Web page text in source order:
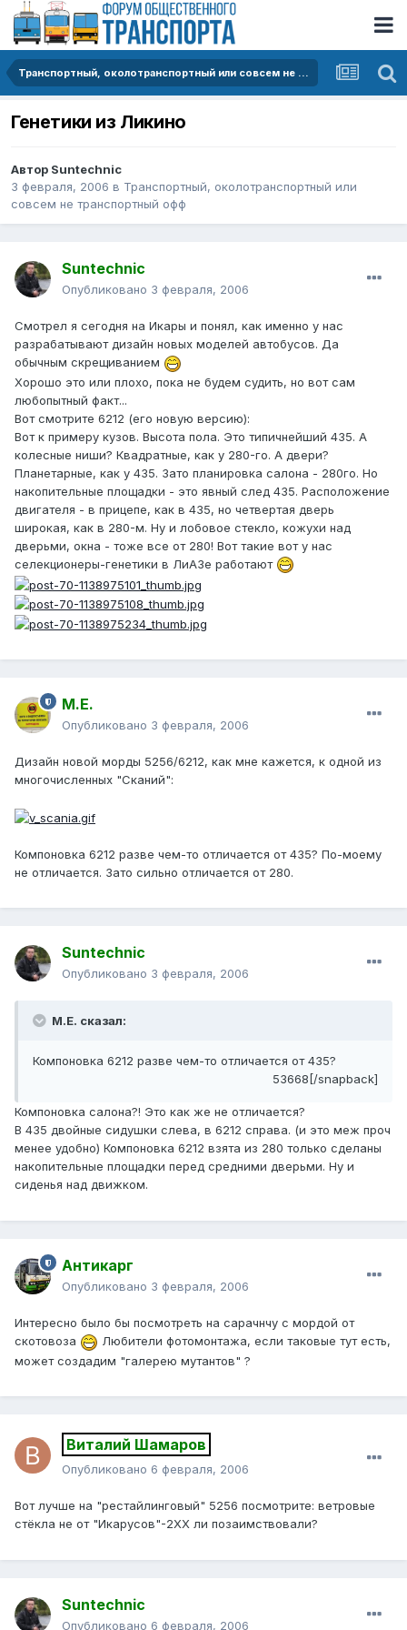
Транспортный, околотранспортный или совсем не транспортный офф
Генетики из Ликино
Автор Suntechnic
3 февраля, 2006 в Транспортный, околотранспортный или
совсем не транспортный офф
Suntechnic
Опубликовано 3 февраля, 2006
Смотрел я сегодня на Икары и понял, как именно у нас
разрабатывают дизайн новых моделей автобусов. Да
обычным скрещиванием
Хорошо это или плохо, пока не будем судить, но вот сам
любопытный факт...
Вот смотрите 6212 (его новую версию):
Вот к примеру кузов. Высота пола. Это типичнейший 435. А
колесные ниши? Квадратные, как у 280-го. А двери?
Планетарные, как у 435. Зато планировка салона - 280го. Но
накопительные площадки - это явный след 435. Расположение
двигателя - в прицепе, как в 435, но четвертая дверь
широкая, как в 280-м. Ну и лобовое стекло, кожухи над
дверьми, окна - тоже все от 280! Вот такие вот у нас
селекционеры-генетики в ЛиАЗе работают
М.Е.
Опубликовано 3 февраля, 2006
Дизайн новой морды 5256/6212, как мне кажется, к одной из
многочисленных "Сканий":
Компоновка 6212 разве чем-то отличается от 435? По-моему
не отличается. Зато сильно отличается от 280.
Suntechnic
Опубликовано 3 февраля, 2006
М.Е. сказал:
Компоновка 6212 разве чем-то отличается от 435?
53668[/snapback]
Компоновка салона?! Это как же не отличается?
В 435 двойные сидушки слева, в 6212 справа. (и это меж проч
менее удобно) Компоновка 6212 взята из 280 только сделаны
накопительные площадки перед средними дверьми. Ну и
сиденья над движком.
Антикарг
Опубликовано 3 февраля, 2006
Интересно было бы посмотреть на сарачнчу с мордой от
скотовоза
Любители фотомонтажа, если таковые тут есть,
может создадим "галерею мутантов" ?
Виталий Шамаров
Опубликовано 6 февраля, 2006
Вот лучше на "рестайлинговый" 5256 посмотрите: ветровые
стёкла не от "Икарусов"-2ХХ ли позаимствовали?
Suntechnic
Опубликовано 6 февраля, 2006